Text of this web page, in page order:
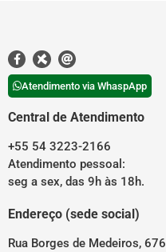
Atendimento via WhaspApp
Central de Atendimento
+55 54 3223-2166
Atendimento pessoal:
seg a sex, das 9h às 18h.
Endereço (sede social)
Rua Borges de Medeiros, 676